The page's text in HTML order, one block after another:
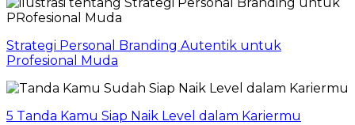
Strategi Personal Branding Autentik untuk
Profesional Muda
5 Tanda Kamu Siap Naik Level dalam Kariermu